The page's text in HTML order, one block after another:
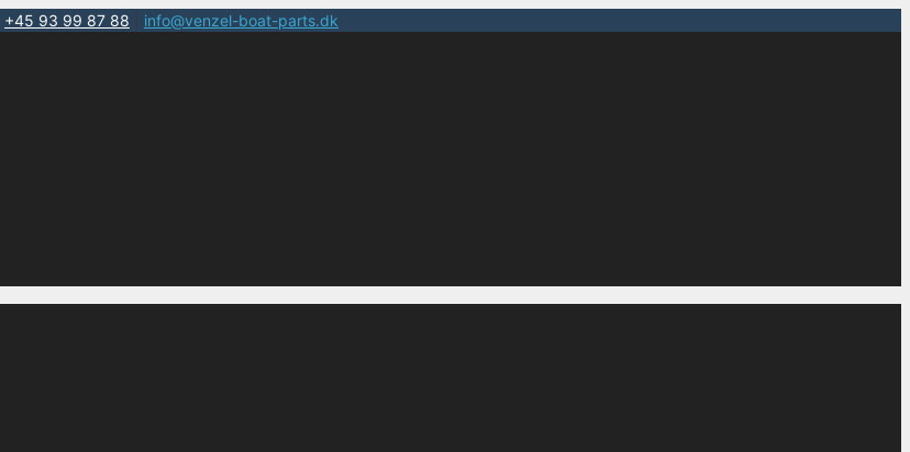
+45 93 99 87 88 info@venzel-boat-parts.dk